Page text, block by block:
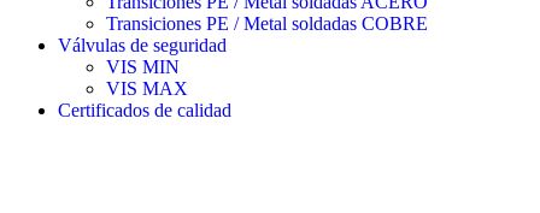
Transiciones PE / Metal soldadas COBRE
Válvulas de seguridad
VIS MIN
VIS MAX
Certificados de calidad